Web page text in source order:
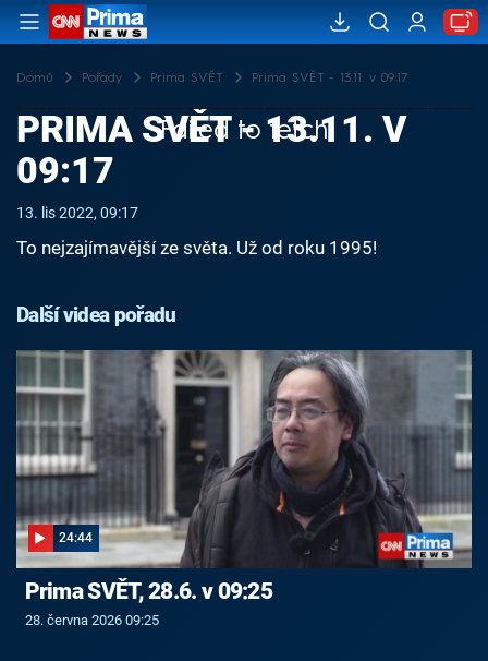
Domů Pořady Prima SVĚT Prima SVĚT - 13.11. v 09:17
Failed to fetch
PRIMA SVĚT - 13.11. V
09:17
13. lis 2022, 09:17
To nejzajímavější ze světa. Už od roku 1995!
Další videa pořadu
24:44
Prima SVĚT, 28.6. v 09:25
28. června 2026 09:25